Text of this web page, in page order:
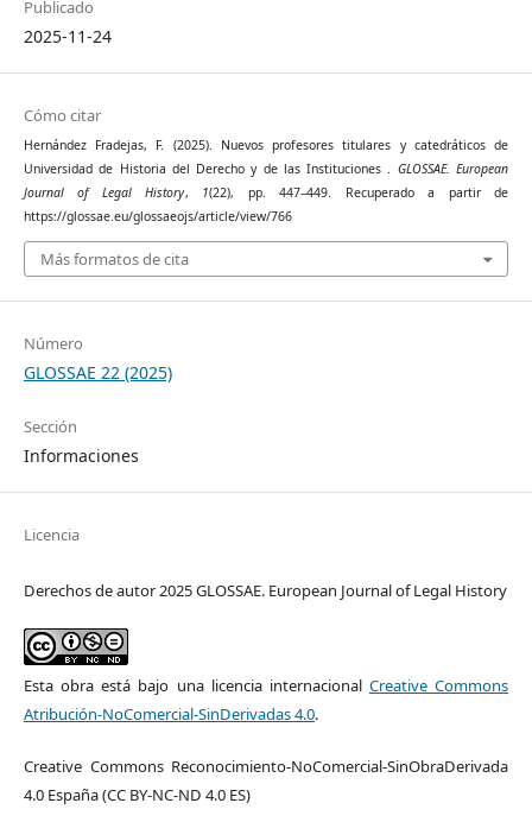
Publicado
2025-11-24
Cómo citar
Hernández Fradejas, F. (2025). Nuevos profesores titulares y catedráticos de
Universidad de Historia del Derecho y de las Instituciones . GLOSSAE. European
Journal of Legal History, 1(22), pp. 447–449. Recuperado a partir de
https://glossae.eu/glossaeojs/article/view/766
Más formatos de cita
Número
GLOSSAE 22 (2025)
Sección
Informaciones
Licencia
Derechos de autor 2025 GLOSSAE. European Journal of Legal History
Esta obra está bajo una licencia internacional Creative Commons
Atribución-NoComercial-SinDerivadas 4.0.
Creative Commons Reconocimiento-NoComercial-SinObraDerivada
4.0 España (CC BY-NC-ND 4.0 ES)